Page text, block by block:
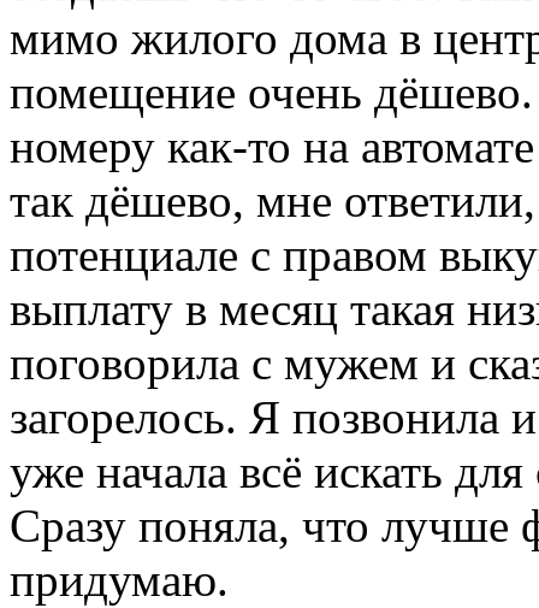
мимо жилого дома в
помещение очень
номеру как-то на
так дёшево, мне
потенциале с правом
выплату в месяц такая
поговорила с мужем и
загорелось. Я позвонила
уже начала всё искать
Сразу поняла, что лучше
придумаю.